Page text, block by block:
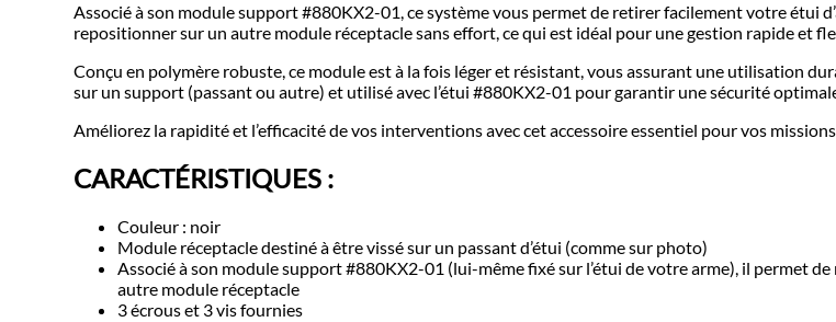
Associé à son module support #880KX2-01, ce système vous permet de retirer facilement votre étui
repositionner sur un autre module réceptacle sans effort, ce qui est idéal pour une gestion rapide et
Conçu en polymère robuste, ce module est à la fois léger et résistant, vous assurant une utilisation
sur un support (passant ou autre) et utilisé avec l’étui #880KX2-01 pour garantir une sécurité
Améliorez la rapidité et l’efficacité de vos interventions avec cet accessoire essentiel pour vos
CARACTÉRISTIQUES :
Couleur : noir
Module réceptacle destiné à être vissé sur un passant d’étui (comme sur photo)
Associé à son module support #880KX2-01 (lui-même fixé sur l’étui de votre arme), il permet
autre module réceptacle
3 écrous et 3 vis fournies